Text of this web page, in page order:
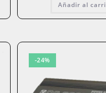
Añadir al
-24%